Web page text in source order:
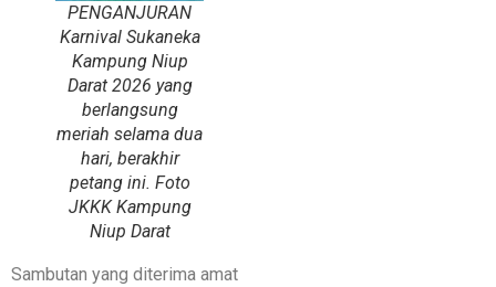
PENGANJURAN
Karnival Sukaneka
Kampung Niup
Darat 2026 yang
berlangsung
meriah selama dua
hari, berakhir
petang ini. Foto
JKKK Kampung
Niup Darat
Sambutan yang diterima amat